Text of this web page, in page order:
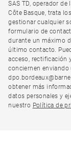
SAS TD, operador de
Côte Basque, trata
gestionar cualquier
formulario de
durante un máximo
último contacto.
acceso, rectificación
conciernen
obtener más
datos personales y
nuestro Política de